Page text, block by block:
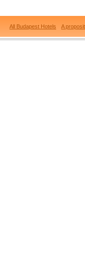
All Budapest Hotels A